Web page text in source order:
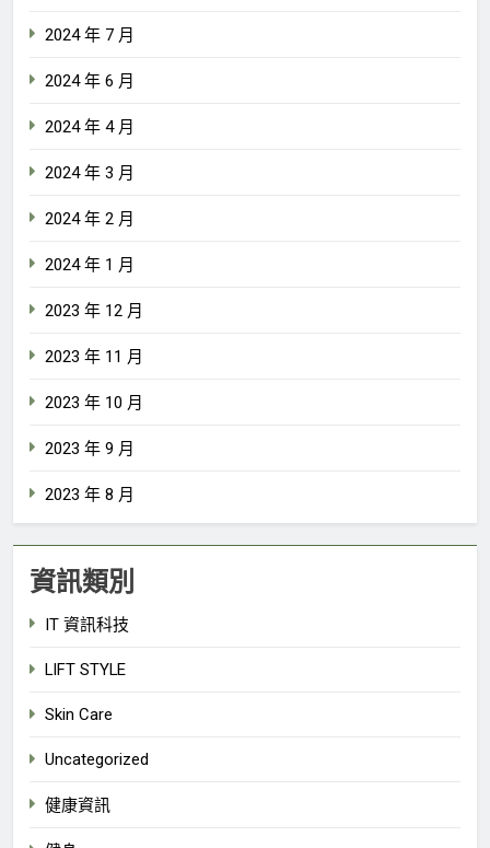
2024 年 7 月
2024 年 6 月
2024 年 4 月
2024 年 3 月
2024 年 2 月
2024 年 1 月
2023 年 12 月
2023 年 11 月
2023 年 10 月
2023 年 9 月
2023 年 8 月
資訊類別
IT 資訊科技
LIFT STYLE
Skin Care
Uncategorized
健康資訊